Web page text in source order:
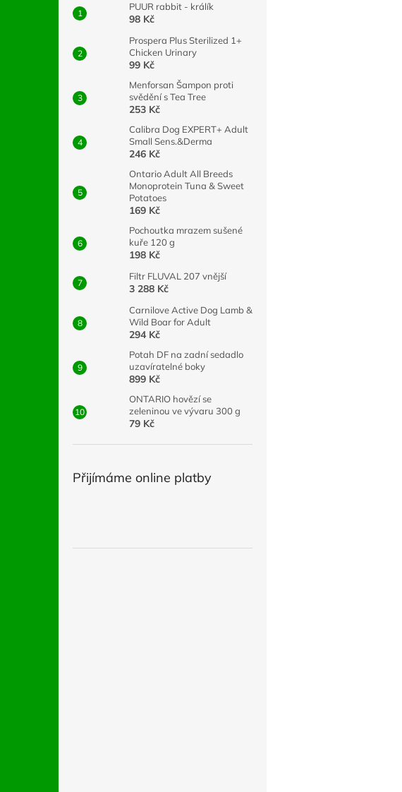
PUUR rabbit - králík
98 Kč
Prospera Plus Sterilized 1+
Chicken Urinary
99 Kč
Menforsan Šampon proti
svědění s Tea Tree
253 Kč
Calibra Dog EXPERT+ Adult
Small Sens.&Derma
246 Kč
Ontario Adult All Breeds
Monoprotein Tuna & Sweet
Potatoes
169 Kč
Pochoutka mrazem sušené
kuře 120 g
198 Kč
Filtr FLUVAL 207 vnější
3 288 Kč
Carnilove Active Dog Lamb &
Wild Boar for Adult
294 Kč
Potah DF na zadní sedadlo
uzavíratelné boky
899 Kč
ONTARIO hovězí se
zeleninou ve vývaru 300 g
79 Kč
Přijímáme online platby